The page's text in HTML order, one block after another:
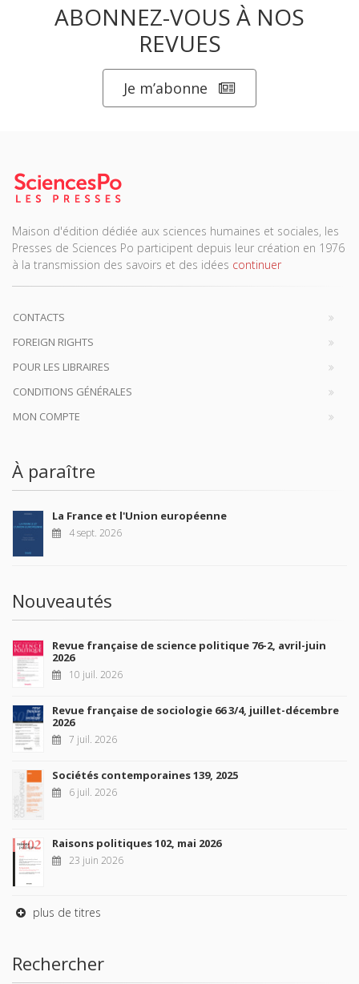
ABONNEZ-VOUS À NOS
REVUES
Je m’abonne
Maison d'édition dédiée aux sciences humaines et sociales, les
Presses de Sciences Po participent depuis leur création en 1976
à la transmission des savoirs et des idées continuer
CONTACTS
FOREIGN RIGHTS
POUR LES LIBRAIRES
CONDITIONS GÉNÉRALES
MON COMPTE
À paraître
La France et l'Union européenne
4 sept. 2026
Nouveautés
Revue française de science politique 76-2, avril-juin
2026
10 juil. 2026
Revue française de sociologie 66 3/4, juillet-décembre
2026
7 juil. 2026
Sociétés contemporaines 139, 2025
6 juil. 2026
Raisons politiques 102, mai 2026
23 juin 2026
plus de titres
Rechercher